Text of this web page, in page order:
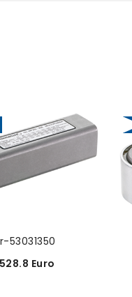
53031350
Euro